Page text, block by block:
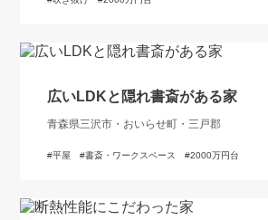
広いLDKと隠れ書斎がある家
青森県三沢市・おいらせ町・三戸郡
平屋 書斎・ワークスペース 2000万円台